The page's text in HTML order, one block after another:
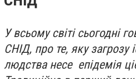
У всьому світі сьогодні
СНІД, про те, яку загрозу
людства несе епідемія